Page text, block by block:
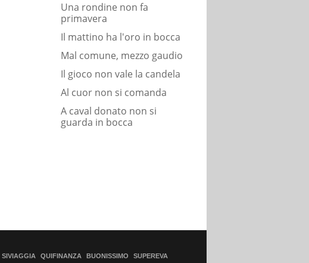
Una rondine non fa
primavera
Il mattino ha l'oro in bocca
Mal comune, mezzo gaudio
Il gioco non vale la candela
Al cuor non si comanda
A caval donato non si
guarda in bocca
SIVIAGGIA QUIFINANZA BUONISSIMO SUPEREVA